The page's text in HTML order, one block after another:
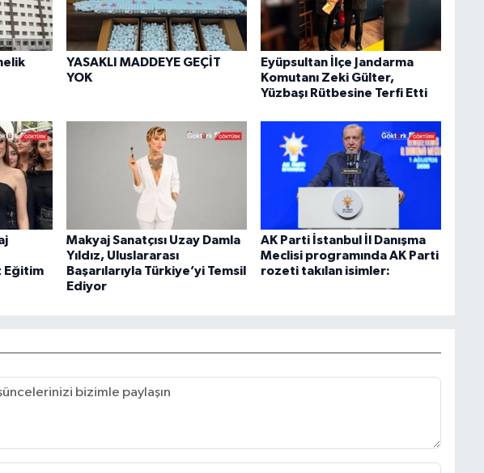
YASAKLI MADDEYE GEÇİT
YOK
Eyüpsultan İlçe Jandarma
Komutanı Zeki Gülter,
Yüzbaşı Rütbesine Terfi Etti
Eğitim
Makyaj Sanatçısı Uzay Damla
Yıldız, Uluslararası
Başarılarıyla Türkiye’yi Temsil
Ediyor
AK Parti İstanbul İl Danışma
Meclisi programında AK Parti
rozeti takılan isimler: